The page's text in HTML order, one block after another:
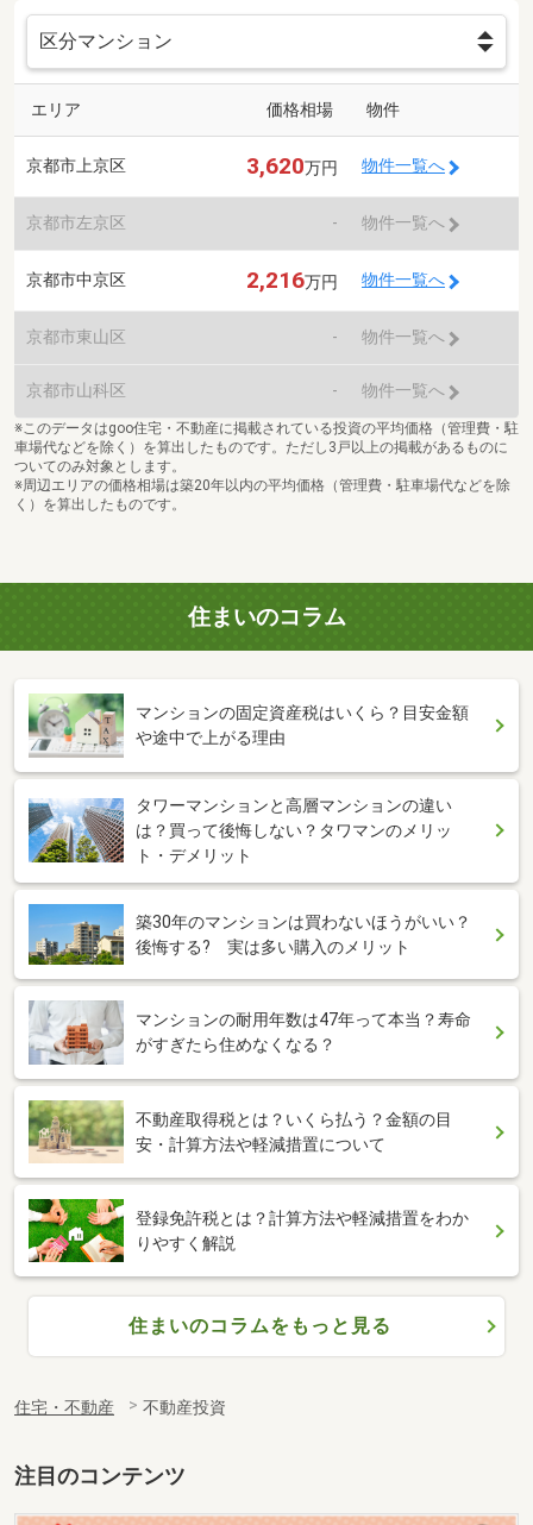
エリア 価格相場 物件
京都市上京区 3,620万円 物件一覧へ
京都市左京区 - 物件一覧へ
京都市中京区 2,216万円 物件一覧へ
京都市東山区 - 物件一覧へ
京都市山科区 - 物件一覧へ
※このデータはgoo住宅・不動産に掲載されている投資の平均価格（管理費・駐
車場代などを除く）を算出したものです。ただし3戸以上の掲載があるものに
ついてのみ対象とします。
※周辺エリアの価格相場は築20年以内の平均価格（管理費・駐車場代などを除
く）を算出したものです。
住まいのコラム
マンションの固定資産税はいくら？目安金額
や途中で上がる理由
タワーマンションと高層マンションの違い
は？買って後悔しない？タワマンのメリッ
ト・デメリット
築30年のマンションは買わないほうがいい？
後悔する? 実は多い購入のメリット
マンションの耐用年数は47年って本当？寿命
がすぎたら住めなくなる？
不動産取得税とは？いくら払う？金額の目
安・計算方法や軽減措置について
登録免許税とは？計算方法や軽減措置をわか
りやすく解説
住まいのコラムをもっと見る
住宅・不動産 不動産投資
注目のコンテンツ